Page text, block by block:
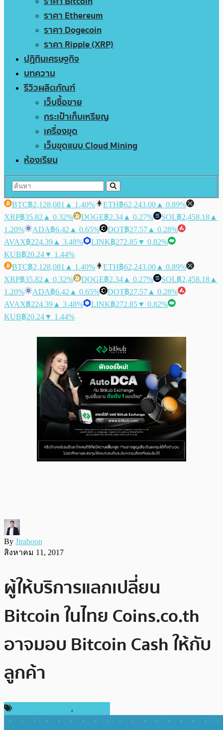
ราคา Ethereum
ราคา Dogecoin
ราคา Ripple (XRP)
ปฏิทินเศรษฐกิจ
บทความ
รีวิวผลิตภัณฑ์
เว็บซื้อขาย
กระเป๋าเก็บเหรียญ
เครื่องขุด
เว็บขุดแบบ Cloud Mining
ห้องเรียน
BTC฿2,128,081 ▲ 1.40% ETH฿62,243.00 ▲ 0.89%
XRP฿35.82 ▲ 0.32% DOGE฿2.34 ▲ 0.27% SOL฿2,458.18 ▲
1.20%
ADA฿6.42 ▲ 0.65% DOT฿27.57 ▲ 0.28%
AVAX฿224.39 ▲ 3.48% LINK฿272.85▼ 0.82%
KUB฿20.24▼ 1.44%
BTC฿2,128,081 ▲ 1.40% ETH฿62,243.00 ▲ 0.89%
XRP฿35.82 ▲ 0.32% DOGE฿2.34 ▲ 0.27% SOL฿2,458.18 ▲
1.20%
ADA฿6.42 ▲ 0.65% DOT฿27.57 ▲ 0.28%
AVAX฿224.39 ▲ 3.48% LINK฿272.85▼ 0.82%
KUB฿20.24▼ 1.44%
By Jiraboon
สิงหาคม 11, 2017
ผู้ให้บริการแลกเปลี่ยน
Bitcoin ในไทย Coins.co.th
อาจมอบ Bitcoin Cash ให้กับ
ลูกค้า
,